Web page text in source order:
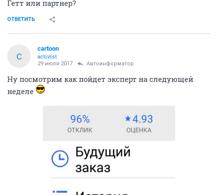
Гетт или партнер?
ОТВЕТИТЬ
C
cartoon
activist
29 июля 2017 Автоинформатор
Ну посмотрим как пойдет эксперт на следующей
неделе